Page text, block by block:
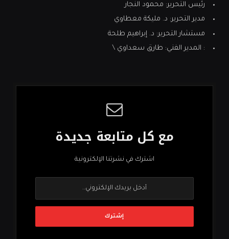
رئيس التحرير: محمود النجار
مدير التحرير: د. مليكة معطاوي
مستشار التحرير: د. إبراهيم طلحة
: المدير الفني: طارق سعداوي \
مع كل متابعة جديدة
اشترك في نشرتنا الإلكترونية